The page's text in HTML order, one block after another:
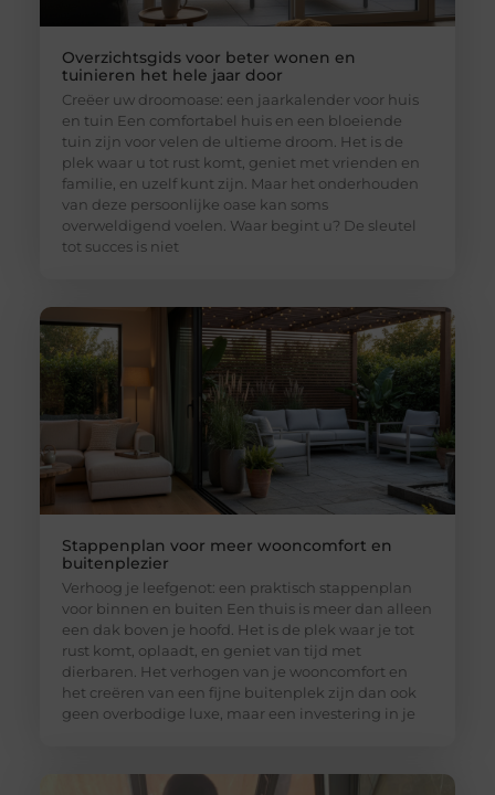
Overzichtsgids voor beter wonen en
tuinieren het hele jaar door
Creëer uw droomoase: een jaarkalender voor huis
en tuin Een comfortabel huis en een bloeiende
tuin zijn voor velen de ultieme droom. Het is de
plek waar u tot rust komt, geniet met vrienden en
familie, en uzelf kunt zijn. Maar het onderhouden
van deze persoonlijke oase kan soms
overweldigend voelen. Waar begint u? De sleutel
tot succes is niet
Stappenplan voor meer wooncomfort en
buitenplezier
Verhoog je leefgenot: een praktisch stappenplan
voor binnen en buiten Een thuis is meer dan alleen
een dak boven je hoofd. Het is de plek waar je tot
rust komt, oplaadt, en geniet van tijd met
dierbaren. Het verhogen van je wooncomfort en
het creëren van een fijne buitenplek zijn dan ook
geen overbodige luxe, maar een investering in je